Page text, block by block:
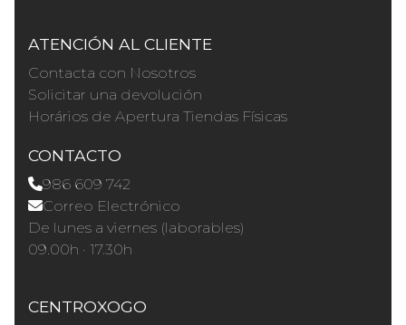
ATENCIÓN AL CLIENTE
Contacta con Nosotros
Solicitar una devolución
Horários de Apertura Tiendas Físicas
CONTACTO
986 609 742
Correo Electrónico
De lunes a viernes (laborables)
09.00h · 17.30h
CENTROXOGO